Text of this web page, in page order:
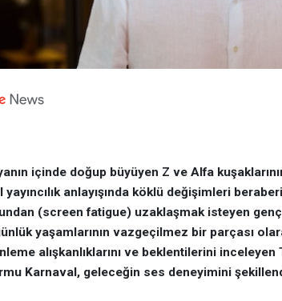
içinde doğup büyüyen Z ve Alfa
yayıncılık anlayışında köklü değişimleri
(screen fatigue) uzaklaşmak isteyen
yaşamlarının vazgeçilmez bir parçası
alışkanlıklarını ve beklentilerini inceleyen
Karnaval, geleceğin ses deneyimini